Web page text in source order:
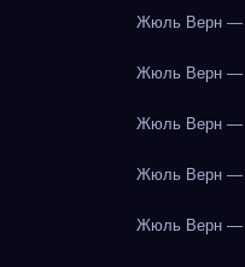
Жюль Верн —
Жюль Верн —
Жюль Верн —
Жюль Верн —
Жюль Верн —